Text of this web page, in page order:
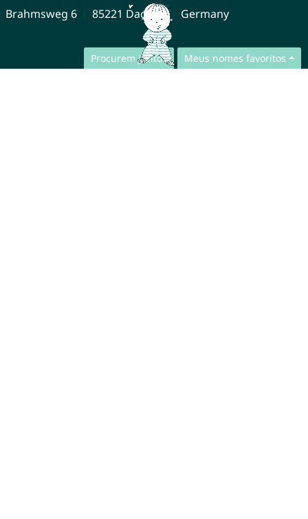
Procurem juntos Meus nomes favoritos
Brahmsweg 6
85221 Dachau Germany